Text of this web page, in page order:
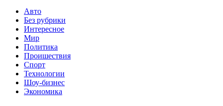
Авто
Без рубрики
Интересное
Мир
Политика
Проишествия
Спорт
Технологии
Шоу-бизнес
Экономика